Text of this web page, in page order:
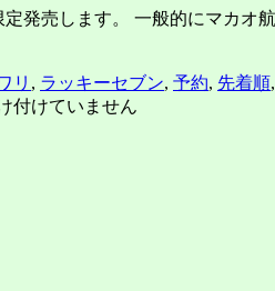
発売します。 一般的にマカオ
リ , ラッキーセブン, 予約, 先着順,
付けていません